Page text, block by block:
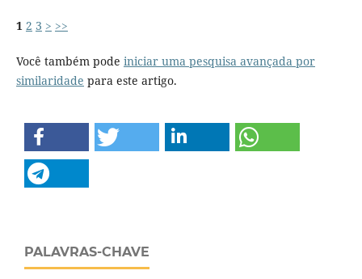
1 2 3 > >>
Você também pode iniciar uma pesquisa avançada por
similaridade para este artigo.
PALAVRAS-CHAVE